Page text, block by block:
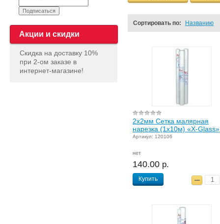
Акции и скидки
Скидка на доставку 10%
при 2-ом заказе в
интернет-магазине!
Сортировать по: Названию
2х2мм Сетка малярная
нарезка (1х10м) «X-Glass»
Артикул: 120106
нет
140.00 р.
Купить